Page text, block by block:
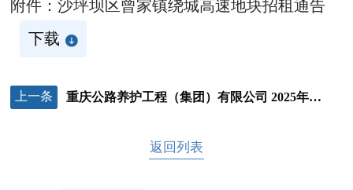
附件：沙坪坝区曾家镇绕城高速地块招租通告
下载
上一条 重庆公路养护工程（集团）有限公司 2025年东北部管养中心石柱养护站车辆定点维修及保养服务竞争性比选结果公示
返回列表